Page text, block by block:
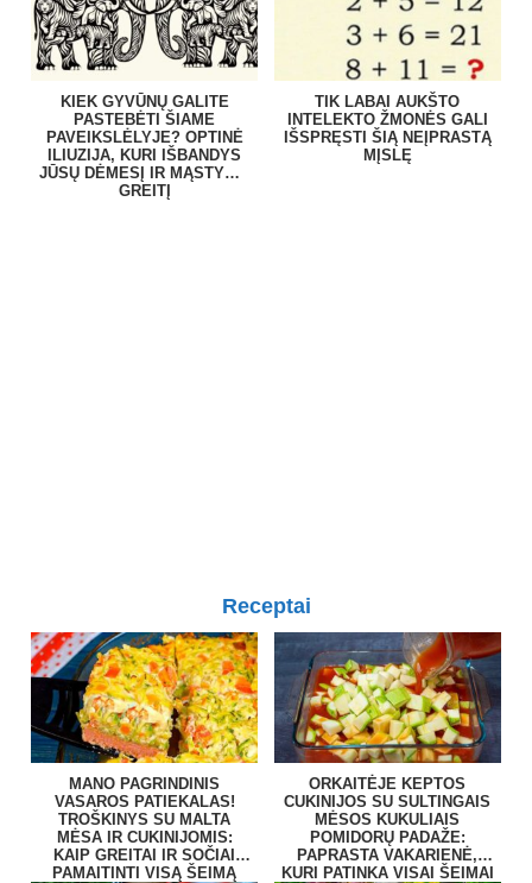
KIEK GYVŪNŲ GALITE
PASTEBĖTI ŠIAME
PAVEIKSLĖLYJE? OPTINĖ
ILIUZIJA, KURI IŠBANDYS
JŪSŲ DĖMESĮ IR MĄSTYMO
GREITĮ
TIK LABAI AUKŠTO
INTELEKTO ŽMONĖS GALI
IŠSPRĘSTI ŠIĄ NEĮPRASTĄ
MĮSLĘ
Receptai
MANO PAGRINDINIS
VASAROS PATIEKALAS!
TROŠKINYS SU MALTA
MĖSA IR CUKINIJOMIS:
KAIP GREITAI IR SOČIAI
PAMAITINTI VISĄ ŠEIMĄ
ORKAITĖJE KEPTOS
CUKINIJOS SU SULTINGAIS
MĖSOS KUKULIAIS
POMIDORŲ PADAŽE:
PAPRASTA VAKARIENĖ,
KURI PATINKA VISAI ŠEIMAI